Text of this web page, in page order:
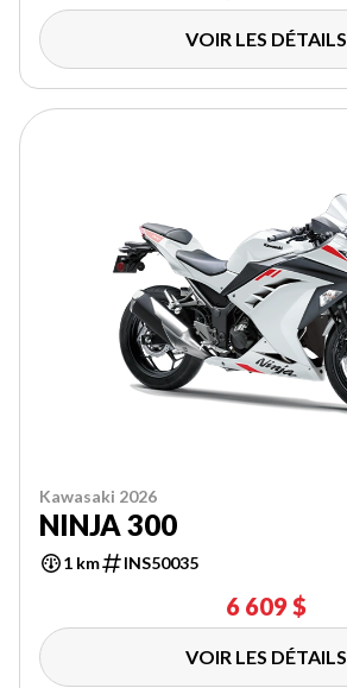
VOIR LES DÉTAILS
Kawasaki 2026
NINJA 300
1 km INS50035
6 609 $
VOIR LES DÉTAILS